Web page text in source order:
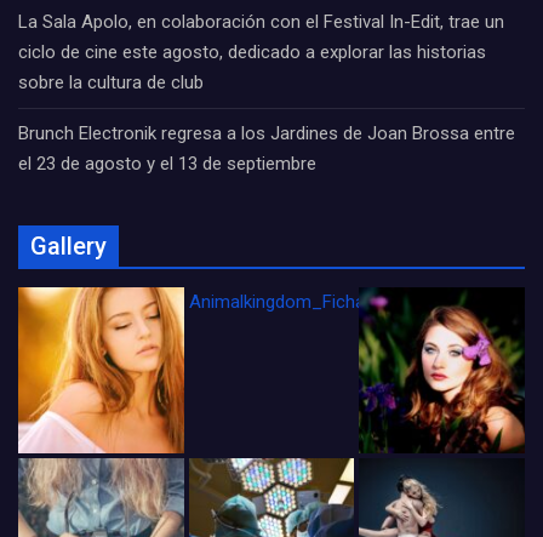
La Sala Apolo, en colaboración con el Festival In-Edit, trae un
ciclo de cine este agosto, dedicado a explorar las historias
sobre la cultura de club
Brunch Electronik regresa a los Jardines de Joan Brossa entre
el 23 de agosto y el 13 de septiembre
Gallery
Animalkingdom_FichaCine